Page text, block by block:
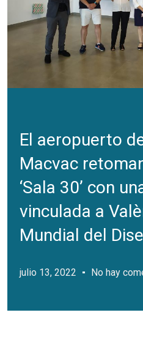
El aeropuerto
Macvac
‘Sala 30’ con
vinculada a
Mundial del
julio 13, 2022 No hay